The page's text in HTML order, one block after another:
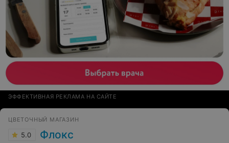
ЭФФЕКТИВНАЯ РЕКЛАМА НА САЙТЕ
ЦВЕТОЧНЫЙ МАГАЗИН
5.0 Флокс